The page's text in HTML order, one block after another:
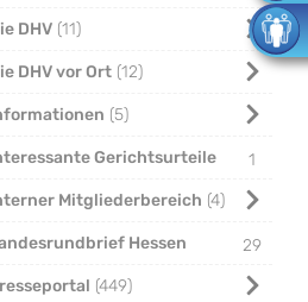
DHV 11
DHV vor Ort 12
5
Gerichtsurteile
1
Mitgliederbereich 4
Hessen
29
449